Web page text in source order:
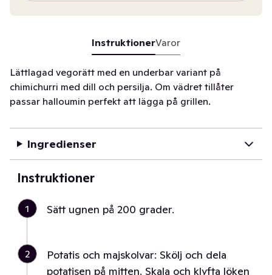
InstruktionerVaror
Lättlagad vegorätt med en underbar variant på
chimichurri med dill och persilja. Om vädret tillåter
passar halloumin perfekt att lägga på grillen.
Ingredienser
Instruktioner
1 Sätt ugnen på 200 grader.
2
Potatis och majskolvar: Skölj och dela
potatisen på mitten. Skala och klyfta löken